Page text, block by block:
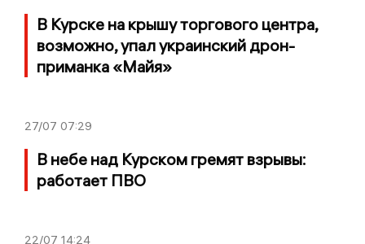
В Курске на крышу торгового центра,
возможно, упал украинский дрон-
приманка «Майя»
27/07 07:29
В небе над Курском гремят взрывы:
работает ПВО
22/07 14:24